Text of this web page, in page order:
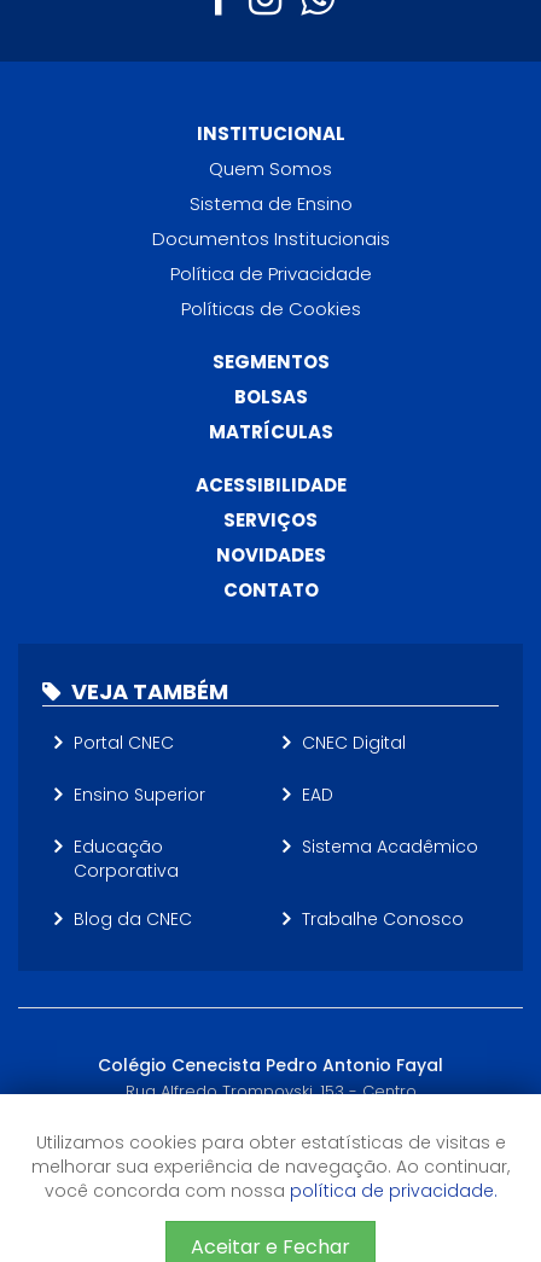
INSTITUCIONAL
Quem Somos
Sistema de Ensino
Documentos Institucionais
Política de Privacidade
Políticas de Cookies
SEGMENTOS
BOLSAS
MATRÍCULAS
ACESSIBILIDADE
SERVIÇOS
NOVIDADES
CONTATO
VEJA TAMBÉM
Portal CNEC CNEC Digital
Ensino Superior EAD
Educação
Corporativa
Sistema Acadêmico
Blog da CNEC Trabalhe Conosco
Colégio Cenecista Pedro Antonio Fayal
Rua Alfredo Trompovski, 153 - Centro
Horário de Atendimento
7h às 22h
©2026 CNEC - Todos os direitos reservados
Utilizamos cookies para obter estatísticas de visitas e
melhorar sua experiência de navegação. Ao continuar,
você concorda com nossa política de privacidade.
Aceitar e Fechar